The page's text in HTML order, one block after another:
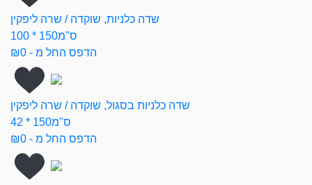
שדה כלניות, שוקדה / שרה ליפקין
100 * 150ס"מ
הדפס החל מ - ₪0
שדה כלניות בסגול, שוקדה / שרה ליפקין
42 * 150ס"מ
הדפס החל מ - ₪0